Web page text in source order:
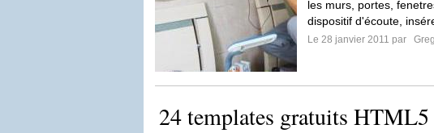
les murs, portes,
dispositif d'écoute,
Le 28 janvier 2011 par
24 templates gratuits HTML5